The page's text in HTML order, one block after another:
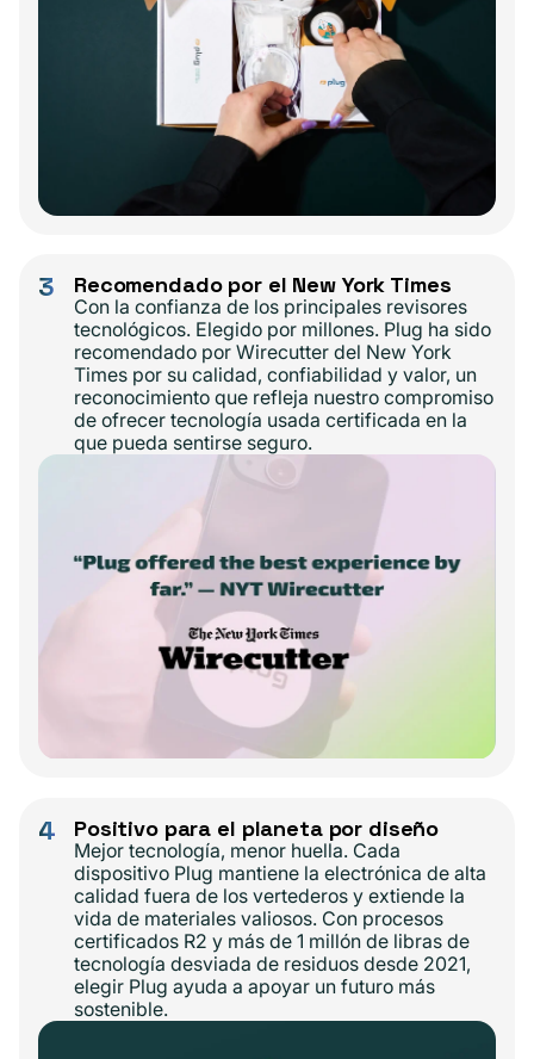
3 Recomendado por el New York Times
Con la confianza de los principales revisores
tecnológicos. Elegido por millones. Plug ha sido
recomendado por Wirecutter del New York
Times por su calidad, confiabilidad y valor, un
reconocimiento que refleja nuestro compromiso
de ofrecer tecnología usada certificada en la
que pueda sentirse seguro.
4 Positivo para el planeta por diseño
Mejor tecnología, menor huella. Cada
dispositivo Plug mantiene la electrónica de alta
calidad fuera de los vertederos y extiende la
vida de materiales valiosos. Con procesos
certificados R2 y más de 1 millón de libras de
tecnología desviada de residuos desde 2021,
elegir Plug ayuda a apoyar un futuro más
sostenible.